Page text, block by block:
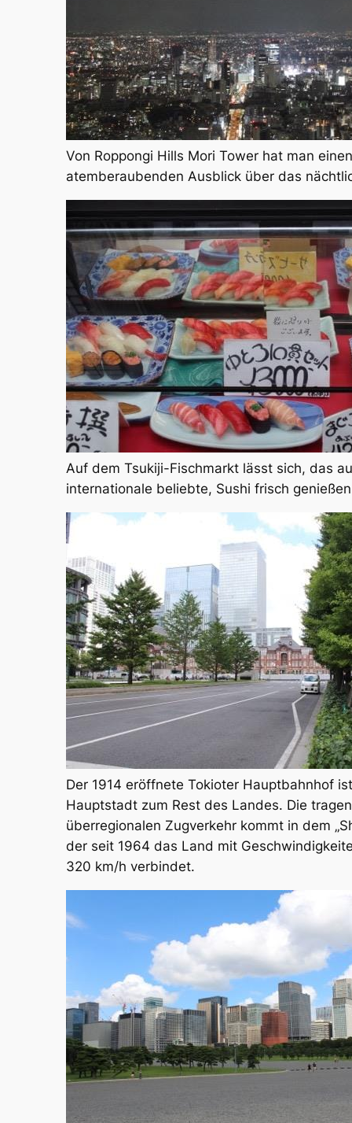
Von Roppongi Hills Mori Tower hat man einen
atemberaubenden Ausblick über das
Auf dem Tsukiji-Fischmarkt lässt sich, das
internationale beliebte, Sushi frisch
Der 1914 eröffnete Tokioter Hauptbahnhof
Hauptstadt zum Rest des Landes. Die
überregionalen Zugverkehr kommt in dem
der seit 1964 das Land mit
320 km/h verbindet.